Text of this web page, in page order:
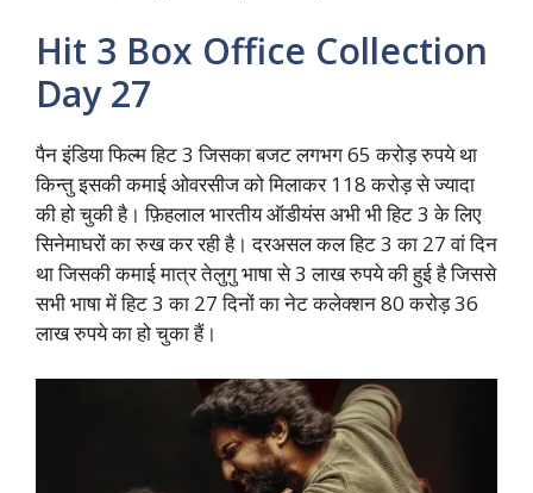
Hit 3 Box Office Collection
Day 27
पैन इंडिया फिल्म हिट 3 जिसका बजट लगभग 65 करोड़ रुपये था
किन्तु इसकी कमाई ओवरसीज को मिलाकर 118 करोड़ से ज्यादा
की हो चुकी है। फ़िहलाल भारतीय ऑडीयंस अभी भी हिट 3 के लिए
सिनेमाघरों का रुख कर रही है। दरअसल कल हिट 3 का 27 वां दिन
था जिसकी कमाई मात्र तेलुगु भाषा से 3 लाख रुपये की हुई है जिससे
सभी भाषा में हिट 3 का 27 दिनों का नेट कलेक्शन 80 करोड़ 36
लाख रुपये का हो चुका हैं।